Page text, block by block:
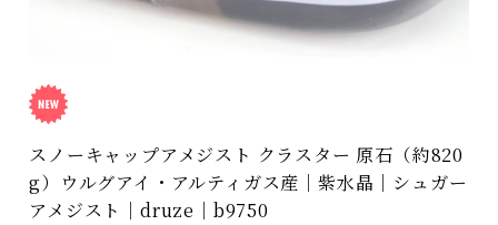
スノーキャップアメジスト クラスター 原石（約820
g）ウルグアイ・アルティガス産｜紫水晶｜シュガー
アメジスト｜druze｜b9750